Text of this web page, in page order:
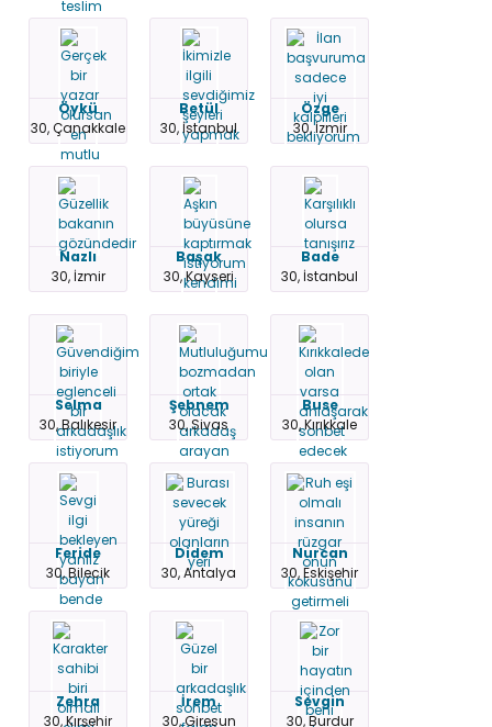
Öykü
30, Çanakkale
Betül
30, İstanbul
Özge
30, İzmir
Nazlı
30, İzmir
Başak
30, Kayseri
Bade
30, İstanbul
Selma
30, Balıkesir
Şebnem
30, Sivas
Buse
30, Kırıkkale
Feride
30, Bilecik
Didem
30, Antalya
Nurcan
30, Eskişehir
Zehra
30, Kırşehir
İrem
30, Giresun
Sevgin
30, Burdur